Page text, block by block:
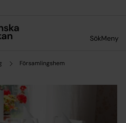
SökMeny
Församlingshem